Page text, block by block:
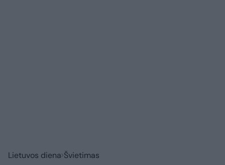
Lietuvos diena Švietimas